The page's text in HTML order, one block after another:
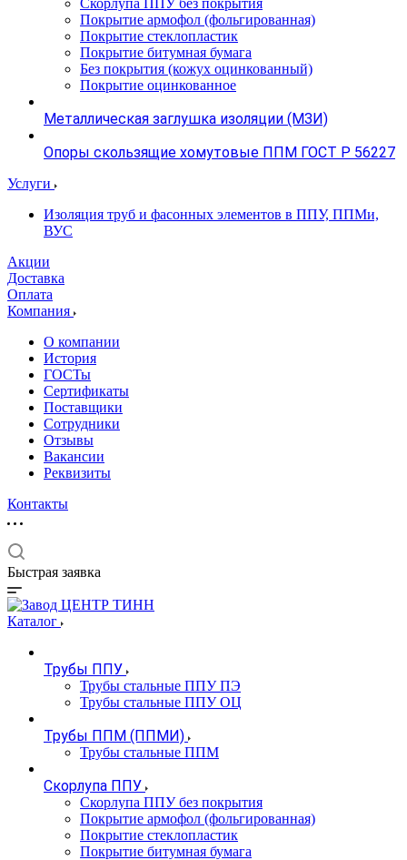
Скорлупа ППУ без покрытия
Покрытие армофол (фольгированная)
Покрытие стеклопластик
Покрытие битумная бумага
Без покрытия (кожух оцинкованный)
Покрытие оцинкованное
Металлическая заглушка изоляции (МЗИ)
Опоры скользящие хомутовые ППМ ГОСТ Р 56227
Услуги
Изоляция труб и фасонных элементов в ППУ, ППМи,
ВУС
Акции
Доставка
Оплата
Компания
О компании
История
ГОСТы
Сертификаты
Поставщики
Сотрудники
Отзывы
Вакансии
Реквизиты
Контакты
Быстрая заявка
Каталог
Трубы ППУ
Трубы стальные ППУ ПЭ
Трубы стальные ППУ ОЦ
Трубы ППМ (ППМИ)
Трубы стальные ППМ
Скорлупа ППУ
Скорлупа ППУ без покрытия
Покрытие армофол (фольгированная)
Покрытие стеклопластик
Покрытие битумная бумага